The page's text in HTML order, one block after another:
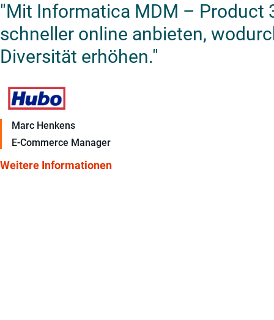
"Mit Informatica MDM – Product
schneller online anbieten,
Diversität erhöhen."
Marc Henkens
E-Commerce Manager
Weitere Informationen